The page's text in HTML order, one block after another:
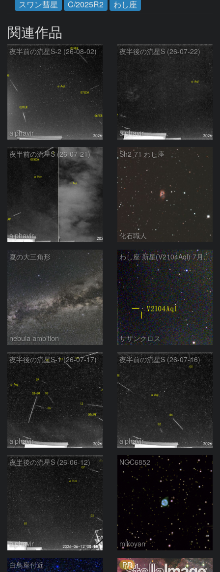
スワン彗星
C/2025R2 わし座
関連作品
夜半前の流星S-2 (26-08-02)
alphavir
夜半後の流星S (26-07-22)
alphavir
夜半前の流星S (26-07-21)
alphavir
Sh2-71 わし座
化石職人
夏の大三角形
nebula ambition
わし座 新星(V2104Aql) 7月9日 Seestar50
サザンクロス
夜半後の流星S-1 (26-07-17)
alphavir
夜半前の流星S (26-07-16)
alphavir
夜半後の流星S (26-06-12)
alphavir
NGC6852
mikoyan
白鳥座付近 PR